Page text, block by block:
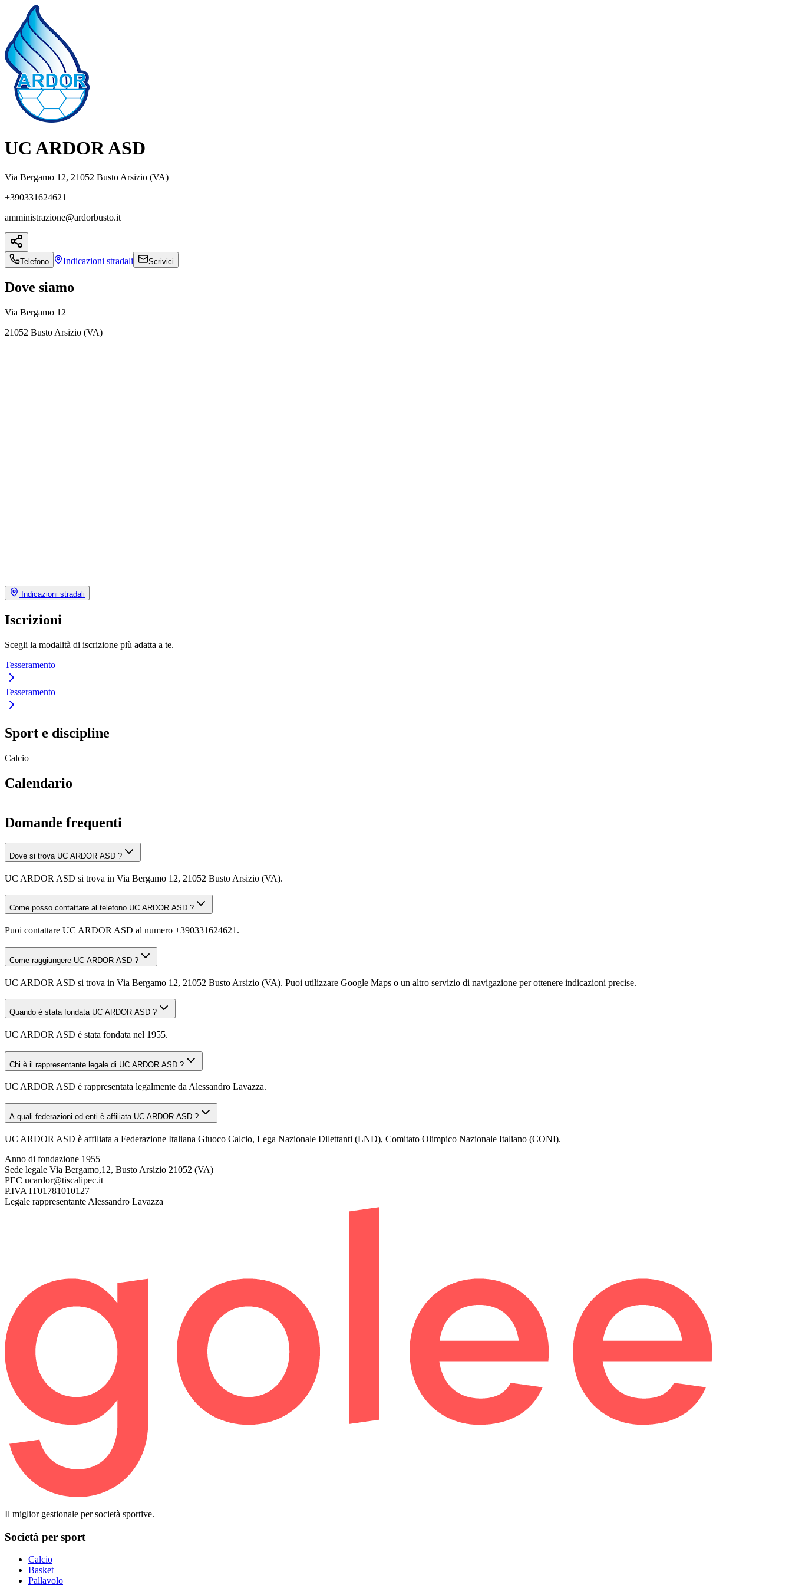
UC ARDOR ASD
Via Bergamo 12, 21052 Busto Arsizio (VA)
+390331624621
amministrazione@ardorbusto.it
Telefono Indicazioni stradali Scrivici
Dove siamo
Via Bergamo 12
21052 Busto Arsizio (VA)
Indicazioni stradali
Iscrizioni
Scegli la modalità di iscrizione più adatta a te.
Tesseramento
Tesseramento
Sport e discipline
Calcio
Calendario
Domande frequenti
Dove si trova UC ARDOR ASD ?
UC ARDOR ASD si trova in Via Bergamo 12, 21052 Busto Arsizio (VA).
Come posso contattare al telefono UC ARDOR ASD ?
Puoi contattare UC ARDOR ASD al numero +390331624621.
Come raggiungere UC ARDOR ASD ?
UC ARDOR ASD si trova in Via Bergamo 12, 21052 Busto Arsizio (VA). Puoi utilizzare Google Maps o un altro servizio di navigazione per ottenere indicazioni precise.
Quando è stata fondata UC ARDOR ASD ?
UC ARDOR ASD è stata fondata nel 1955.
Chi è il rappresentante legale di UC ARDOR ASD ?
UC ARDOR ASD è rappresentata legalmente da Alessandro Lavazza.
A quali federazioni od enti è affiliata UC ARDOR ASD ?
UC ARDOR ASD è affiliata a Federazione Italiana Giuoco Calcio, Lega Nazionale Dilettanti (LND), Comitato Olimpico Nazionale Italiano (CONI).
Anno di fondazione 1955
Sede legale Via Bergamo,12, Busto Arsizio 21052 (VA)
PEC ucardor@tiscalipec.it
P.IVA IT01781010127
Legale rappresentante Alessandro Lavazza
Il miglior gestionale per società sportive.
Società per sport
Calcio
Basket
Pallavolo